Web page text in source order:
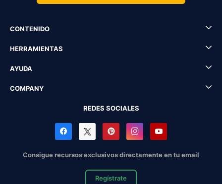
CONTENIDO
HERRAMIENTAS
AYUDA
COMPANY
REDES SOCIALES
Consigue recursos exclusivos directamente en tu email
Regístrate